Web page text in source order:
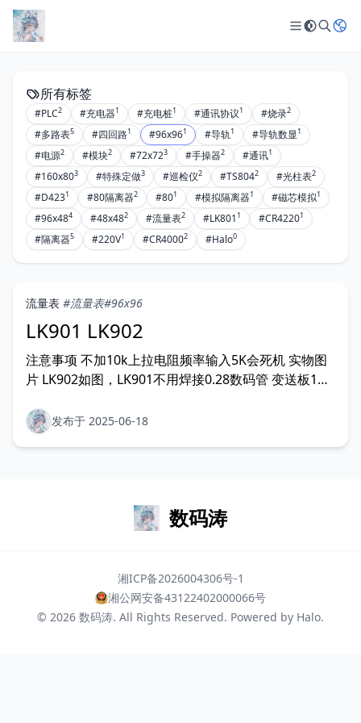
所有标签
#PLC2 #充电器1 #充电桩1 #通讯协议1 #烧录2
#多路表5 #四回路1 #96x961 #导轨1 #导轨数显1
#电源2 #模块2 #72x723 #手操器2 #通讯1
#160x803 #特殊定做3 #巡检仪2 #TS8042 #光柱表2
#D4231 #80隔离器2 #801 #模拟隔离器1 #磁芯模拟1
#96x484 #48x482 #流量表2 #LK801 1 #CR42201
#隔离器5 #220V1 #CR40002 #Halo0
流量表 #流量表#96x96
LK901 LK902
注意事项 不加10k上拉电阻频率输入5K会死机 实物图
片 LK902如图，LK901不用焊接0.28数码管 变送板1和
发布于 2025-06-18
数码涛
湘ICP备2026004306号-1
湘公网安备43122402000066号
© 2026 数码涛. All Rights Reserved. Powered by Halo.